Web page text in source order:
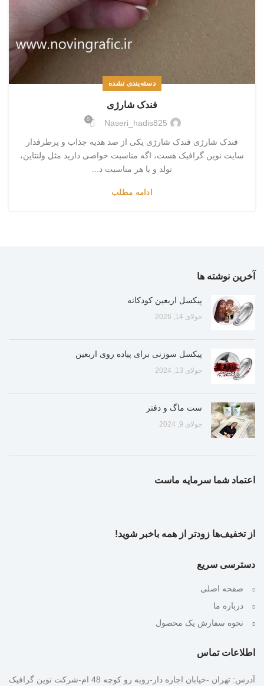
دسته‌بندی نشده
فندک شارژی
Naseri_hadis825
0
فندک شارژی فندک شارژی یکی از صد هدیه جذاب و پرطرفدار
سایت نوین گرافیک هست، اگه مناسبت خواصی دارید مثل ولنتاین،
تولد و یا هر مناسبت د...
ادامه مطلب
آخرین نوشته ها
پیکسل اربعین کودکانه
جولای 14, 2026
پیکسل سوزنی برای پیاده روی اربعین
جولای 13, 2024
ست ماگ و دفتر
جولای 9, 2024
اعتماد شما سرمایه ماست
از تخفیف‌ها زودتر از همه باخبر شوید!
دسترسی سریع
صفحه اصلی
درباره ما
نحوه سفارش یک محصول
اطلاعات تماس
آدرس: تهران -خیابان اجاره دار-روبه رو کوچه 48 ام-شرکت نوین گرافیک